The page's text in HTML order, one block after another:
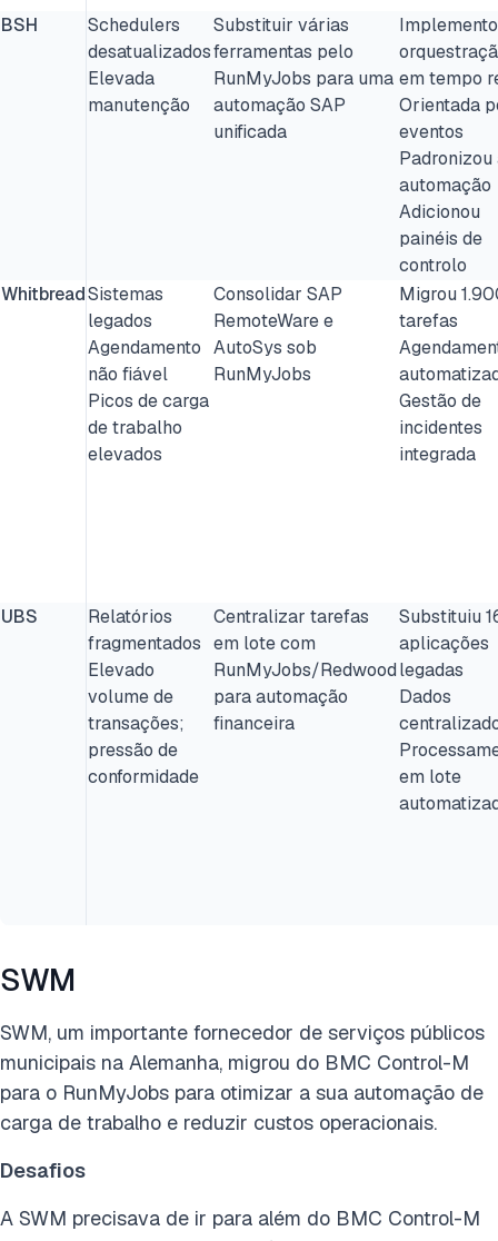
BSH
Schedulers
desatualizados
Elevada
manutenção
Substituir várias
ferramentas pelo
RunMyJobs para uma
automação SAP
unificada
em tempo
Orientada
eventos
Padronizou
automação
Adicionou
painéis de
controlo
WhitbreadSistemas
legados
Agendamento
não fiável
Picos de carga
de trabalho
elevados
Consolidar SAP
RemoteWare e
AutoSys sob
RunMyJobs
Migrou
tarefas
Gestão de
incidentes
integrada
UBS
Relatórios
fragmentados
Elevado
volume de
transações;
pressão de
conformidade
Centralizar tarefas
em lote com
RunMyJobs/Redwood
para automação
financeira
Substituiu
aplicações
legadas
Dados
em lote
SWM
SWM, um importante fornecedor de serviços públicos
municipais na Alemanha, migrou do BMC Control-M
para o RunMyJobs para otimizar a sua automação de
carga de trabalho e reduzir custos operacionais.
Desafios
A SWM precisava de ir para além do BMC Control-M